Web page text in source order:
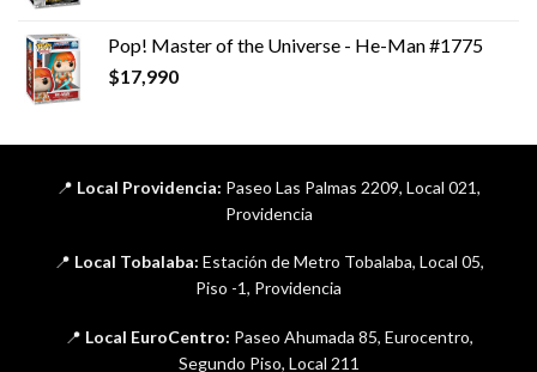
Pop! Master of the Universe - He-Man #1775
$17,990
📍 Local Providencia: Paseo Las Palmas 2209, Local 021,
Providencia
📍 Local Tobalaba: Estación de Metro Tobalaba, Local 05,
Piso -1, Providencia
📍 Local EuroCentro: Paseo Ahumada 85, Eurocentro,
Segundo Piso, Local 211